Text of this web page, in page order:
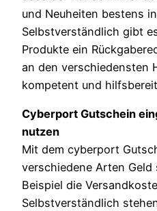
und Neuheiten bestens
Selbstverständlich gibt
Produkte ein
an den verschiedensten
kompetent und
Cyberport Gutschein
nutzen
Mit dem cyberport
verschiedene Arten Geld
Beispiel die
Selbstverständlich